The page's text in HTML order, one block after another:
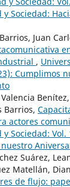
y Sociedad:
Juan
,
Cumplimos
Valencia
Barrios,
actores
Sociedad: Vol.
Suárez,
Matellán,
de flujo: